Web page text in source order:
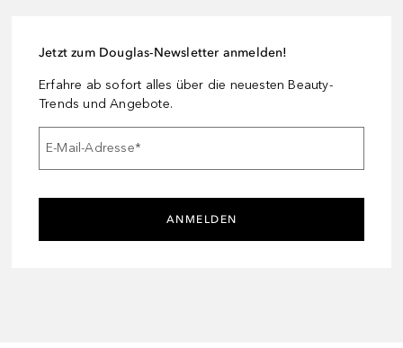
Jetzt zum Douglas-Newsletter anmelden!
Erfahre ab sofort alles über die neuesten Beauty-
Trends und Angebote.
E-Mail-Adresse*
ANMELDEN